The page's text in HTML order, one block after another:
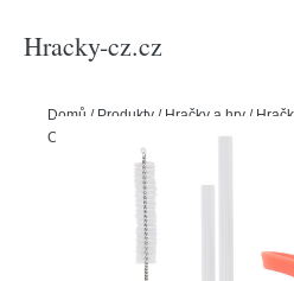
Hracky-cz.cz
Domů / Produkty / Hračky a hry /
Company - uzávěr, kartáček a brčko k